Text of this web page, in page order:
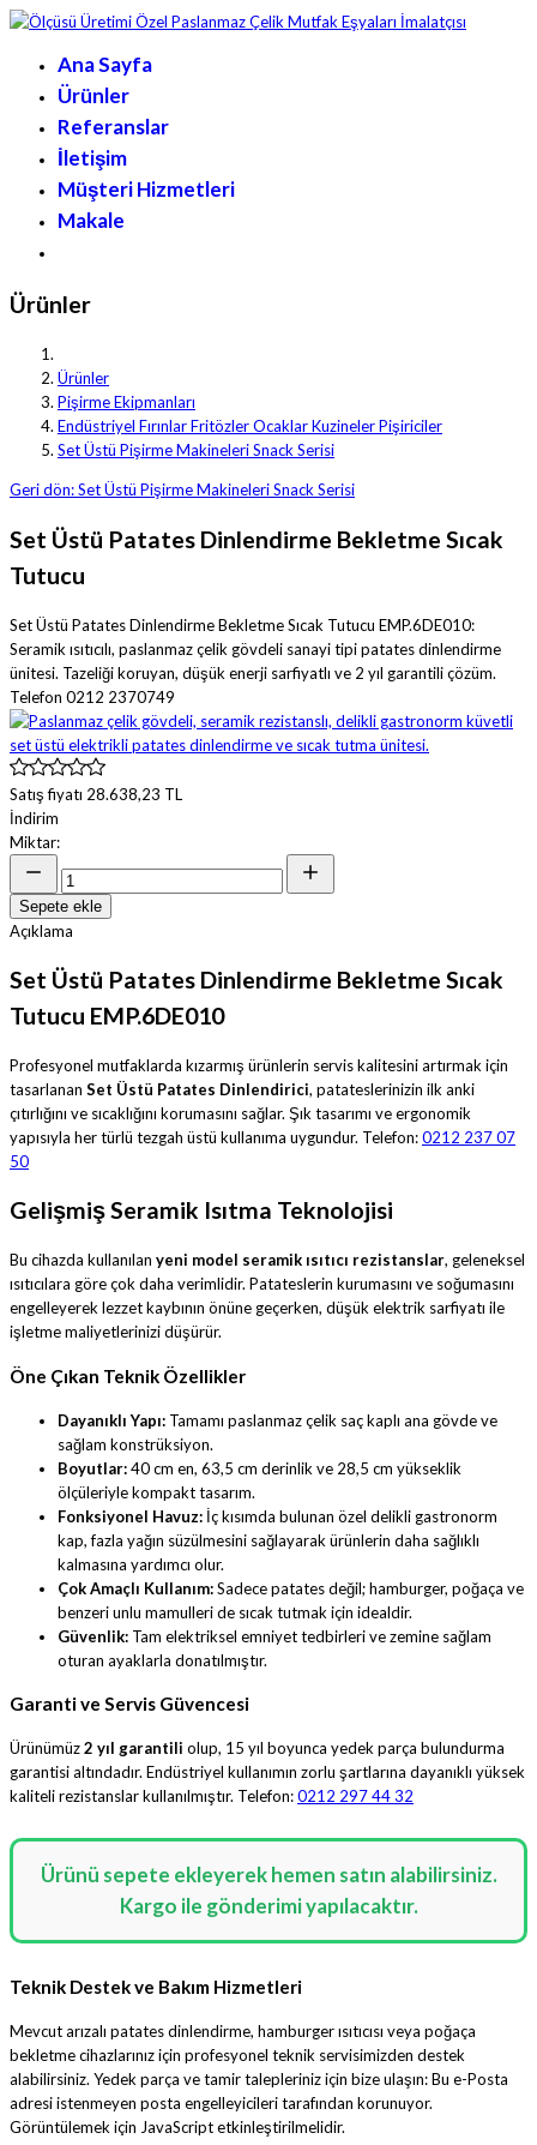
Ana Sayfa
Ürünler
Referanslar
İletişim
Müşteri Hizmetleri
Makale
Ürünler
Ürünler
Pişirme Ekipmanları
Endüstriyel Fırınlar Fritözler Ocaklar Kuzineler Pişiriciler
Set Üstü Pişirme Makineleri Snack Serisi
Geri dön: Set Üstü Pişirme Makineleri Snack Serisi
Set Üstü Patates Dinlendirme Bekletme Sıcak
Tutucu
Set Üstü Patates Dinlendirme Bekletme Sıcak Tutucu EMP.6DE010:
Seramik ısıtıcılı, paslanmaz çelik gövdeli sanayi tipi patates dinlendirme
ünitesi. Tazeliği koruyan, düşük enerji sarfiyatlı ve 2 yıl garantili çözüm.
Telefon 0212 2370749
Satış fiyatı 28.638,23 TL
İndirim
Miktar:
Sepete ekle
Açıklama
Set Üstü Patates Dinlendirme Bekletme Sıcak
Tutucu EMP.6DE010
Profesyonel mutfaklarda kızarmış ürünlerin servis kalitesini artırmak için
tasarlanan Set Üstü Patates Dinlendirici, patateslerinizin ilk anki
çıtırlığını ve sıcaklığını korumasını sağlar. Şık tasarımı ve ergonomik
yapısıyla her türlü tezgah üstü kullanıma uygundur. Telefon:0212 237 07
50
Gelişmiş Seramik Isıtma Teknolojisi
Bu cihazda kullanılan yeni model seramik ısıtıcı rezistanslar, geleneksel
ısıtıcılara göre çok daha verimlidir. Patateslerin kurumasını ve soğumasını
engelleyerek lezzet kaybının önüne geçerken, düşük elektrik sarfiyatı ile
işletme maliyetlerinizi düşürür.
Öne Çıkan Teknik Özellikler
Dayanıklı Yapı: Tamamı paslanmaz çelik saç kaplı ana gövde ve
sağlam konstrüksiyon.
Boyutlar:40 cm en, 63,5 cm derinlik ve 28,5 cm yükseklik
ölçüleriyle kompakt tasarım.
Fonksiyonel Havuz: İç kısımda bulunan özel delikli gastronorm
kap, fazla yağın süzülmesini sağlayarak ürünlerin daha sağlıklı
kalmasına yardımcı olur.
Çok Amaçlı Kullanım:Sadece patates değil; hamburger, poğaça ve
benzeri unlu mamulleri de sıcak tutmak için idealdir.
Güvenlik: Tam elektriksel emniyet tedbirleri ve zemine sağlam
oturan ayaklarla donatılmıştır.
Garanti ve Servis Güvencesi
Ürünümüz2 yıl garantili olup, 15 yıl boyunca yedek parça bulundurma
garantisi altındadır. Endüstriyel kullanımın zorlu şartlarına dayanıklı yüksek
kaliteli rezistanslar kullanılmıştır. Telefon:0212 297 44 32
Ürünü sepete ekleyerek hemen satın alabilirsiniz.
Kargo ile gönderimi yapılacaktır.
Teknik Destek ve Bakım Hizmetleri
Mevcut arızalı patates dinlendirme, hamburger ısıtıcısı veya poğaça
bekletme cihazlarınız için profesyonel teknik servisimizden destek
alabilirsiniz. Yedek parça ve tamir talepleriniz için bize ulaşın:Bu e-Posta
adresi istenmeyen posta engelleyicileri tarafından korunuyor.
Görüntülemek için JavaScript etkinleştirilmelidir.